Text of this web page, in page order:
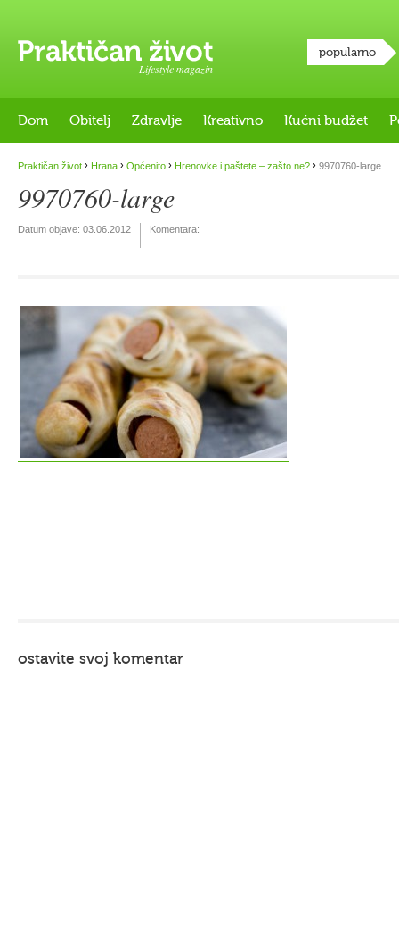
Lifestyle magazin
popularno
Dom Obitelj Zdravlje Kreativno Kućni budžet
Praktičan život › Hrana › Općenito › Hrenovke i paštete – zašto ne? › 9970760-large
9970760-large
Datum objave: 03.06.2012 Komentara:
ostavite svoj komentar